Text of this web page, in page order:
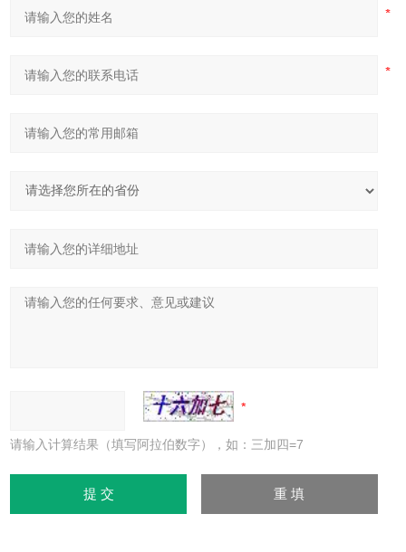
请输入计算结果（填写阿拉伯数字），如：三加四=7